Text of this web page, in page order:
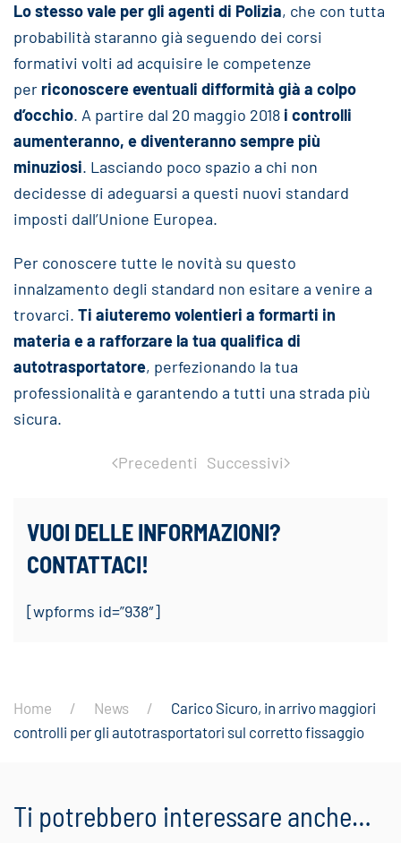
Lo stesso vale per gli agenti di Polizia, che con tutta
probabilità staranno già seguendo dei corsi
formativi volti ad acquisire le competenze
per riconoscere eventuali difformità già a colpo
d’occhio. A partire dal 20 maggio 2018 i controlli
aumenteranno, e diventeranno sempre più
minuziosi. Lasciando poco spazio a chi non
decidesse di adeguarsi a questi nuovi standard
imposti dall’Unione Europea.
Per conoscere tutte le novità su questo
innalzamento degli standard non esitare a venire a
trovarci. Ti aiuteremo volentieri a formarti in
materia e a rafforzare la tua qualifica di
autotrasportatore, perfezionando la tua
professionalità e garantendo a tutti una strada più
sicura.
Precedenti Successivi
VUOI DELLE INFORMAZIONI?
CONTATTACI!
[wpforms id=”938″]
Home News
Carico Sicuro, in arrivo maggiori
controlli per gli autotrasportatori sul corretto fissaggio
Ti potrebbero interessare anche…